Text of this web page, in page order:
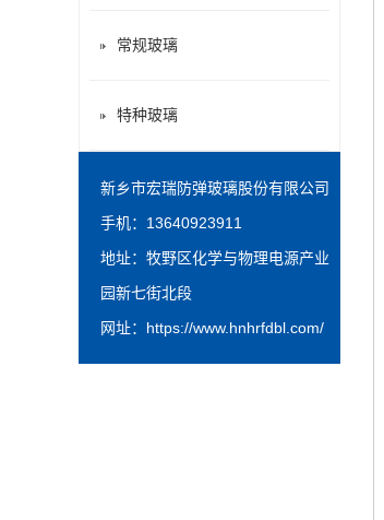
常规玻璃
特种玻璃
新乡市宏瑞防弹玻璃股份有限公司
手机：13640923911
地址：牧野区化学与物理电源产业
园新七街北段
网址： https://www.hnhrfdbl.com/